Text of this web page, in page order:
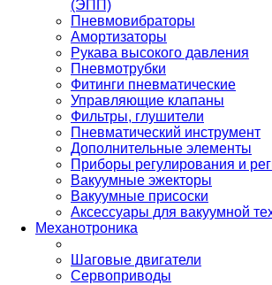
(ЭПП)
Пневмовибраторы
Амортизаторы
Рукава высокого давления
Пневмотрубки
Фитинги пневматические
Управляющие клапаны
Фильтры, глушители
Пневматический инструмент
Дополнительные элементы
Приборы регулирования и
Вакуумные эжекторы
Вакуумные присоски
Аксессуары для вакуумной
Механотроника
Шаговые двигатели
Сервоприводы